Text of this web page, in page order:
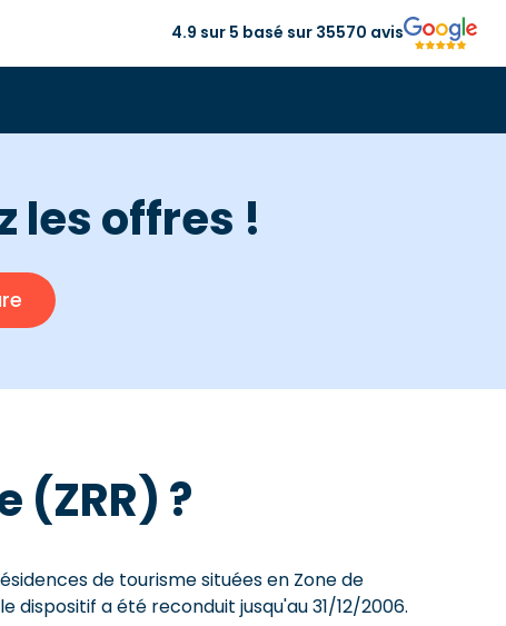
4.9 sur 5 basé sur 35570 avis
les offres !
(ZRR) ?
de tourisme situées en Zone de
dispositif a été reconduit jusqu'au 31/12/2006.